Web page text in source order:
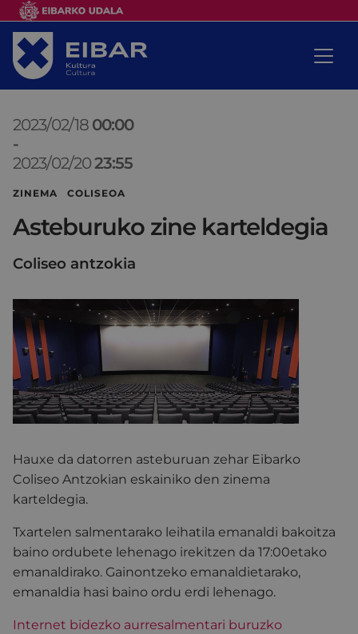
2023/02/18 00:00
-
2023/02/2023:55
ZINEMA COLISEOA
Asteburuko zine karteldegia
Coliseo antzokia
Hauxe da datorren asteburuan zehar Eibarko
Coliseo Antzokian eskainiko den zinema
karteldegia.
Txartelen salmentarako leihatila emanaldi bakoitza
baino ordubete lehenago irekitzen da 17:00etako
emanaldirako. Gainontzeko emanaldietarako,
emanaldia hasi baino ordu erdi lehenago.
Internet bidezko aurresalmentari buruzko